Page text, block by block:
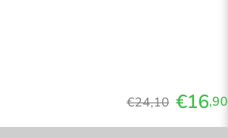
€24,10 €16,90